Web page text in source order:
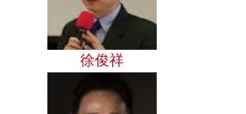
徐俊祥